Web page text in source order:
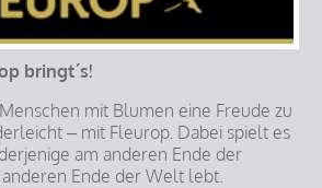
bringt´s!
mit Blumen eine Freude zu
– mit Fleurop. Dabei spielt es
am anderen Ende der
Ende der Welt lebt.